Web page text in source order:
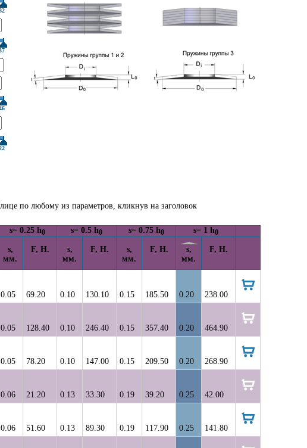
по любому из параметров, кликнув на заголовок
s= 0.25 h0 s= 0.5 h0 s= 0.75 h0 s= 1 h0
s,
мм.
F, Н.
s,
мм.
F, Н.
s,
мм.
F, Н.
s,
мм.
F, Н.
0.05 69.20 0.10 130.10 0.15 185.50 0.20 238.00
0.05 128.40 0.10 246.40 0.15 357.40 0.20 464.90
0.05 78.20 0.10 147.00 0.15 209.50 0.20 268.90
0.06 21.20 0.13 33.30 0.19 39.20 0.25 42.00
0.06 51.60 0.13 89.30 0.19 117.90 0.25 141.80